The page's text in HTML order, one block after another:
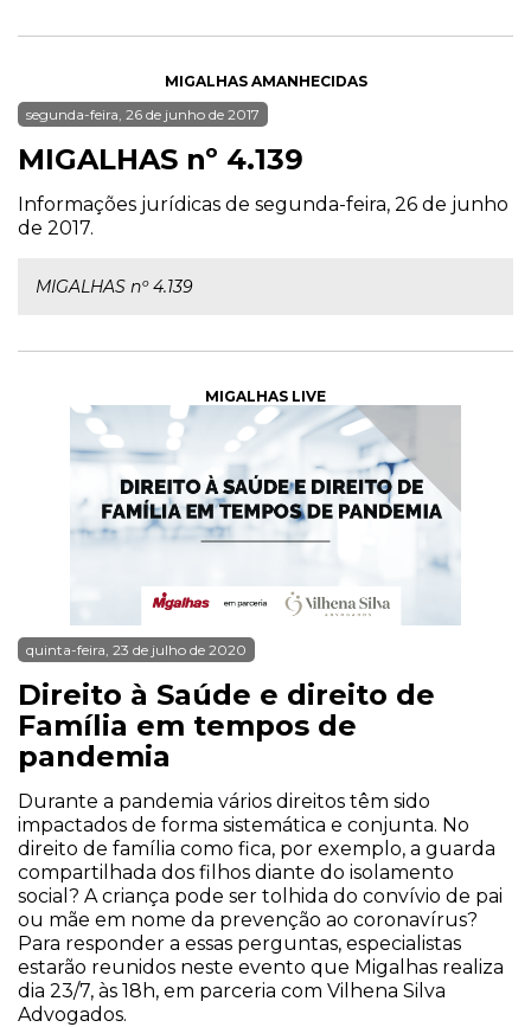
MIGALHAS AMANHECIDAS
segunda-feira, 26 de junho de 2017
MIGALHAS nº 4.139
Informações jurídicas de segunda-feira, 26 de junho
de 2017.
MIGALHAS nº 4.139
MIGALHAS LIVE
quinta-feira, 23 de julho de 2020
Direito à Saúde e direito de
Família em tempos de
pandemia
Durante a pandemia vários direitos têm sido
impactados de forma sistemática e conjunta. No
direito de família como fica, por exemplo, a guarda
compartilhada dos filhos diante do isolamento
social? A criança pode ser tolhida do convívio de pai
ou mãe em nome da prevenção ao coronavírus?
Para responder a essas perguntas, especialistas
estarão reunidos neste evento que Migalhas realiza
dia 23/7, às 18h, em parceria com Vilhena Silva
Advogados.